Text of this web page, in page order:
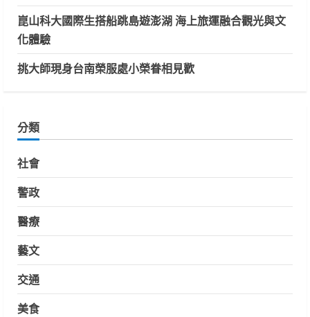
崑山科大國際生搭船跳島遊澎湖 海上旅運融合觀光與文
化體驗
挑大師現身台南榮服處小榮眷相見歡
分類
社會
警政
醫療
藝文
交通
美食